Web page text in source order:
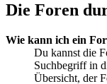
Die Foren
Wie kann ich ein
Du kannst die
Suchbegriff in
Übersicht, der